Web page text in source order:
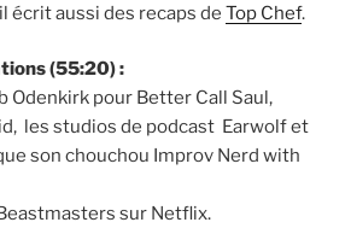
écrit aussi des recaps de Top Chef.
(55:20) :
Odenkirk pour Better Call Saul,
les studios de podcast Earwolf et
son chouchou Improv Nerd with
sur Netflix.